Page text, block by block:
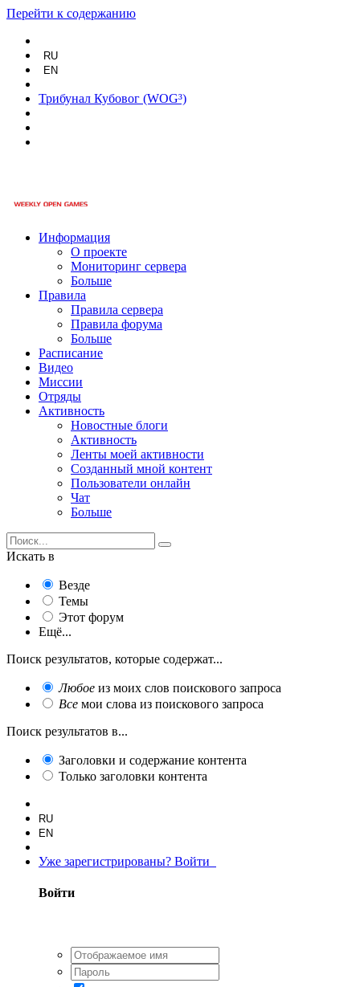
Перейти к содержанию
RU
EN
Трибунал Кубовог (WOG³)
Информация
О проекте
Мониторинг сервера
Больше
Правила
Правила сервера
Правила форума
Больше
Расписание
Видео
Миссии
Отряды
Активность
Новостные блоги
Активность
Ленты моей активности
Созданный мной контент
Пользователи онлайн
Чат
Больше
Искать в
Везде
Темы
Этот форум
Ещё...
Поиск результатов, которые содержат...
Любое из моих слов поискового запроса
Все мои слова из поискового запроса
Поиск результатов в...
Заголовки и содержание контента
Только заголовки контента
RU
EN
Уже зарегистрированы? Войти
Войти